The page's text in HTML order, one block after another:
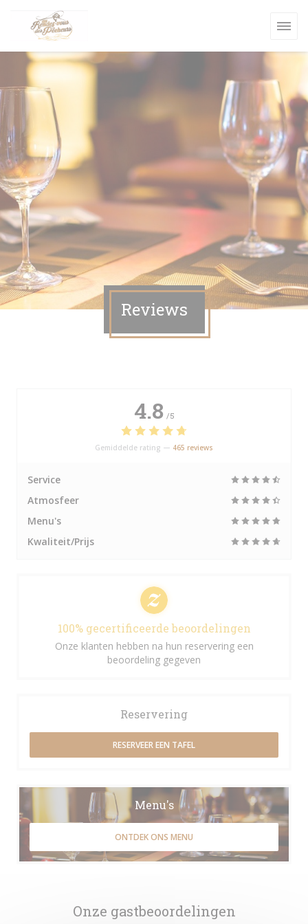
Reviews
Onze gastbeoordelingen
4.8 /5
Gemiddelde rating — 465 reviews
Service
Atmosfeer
Menu's
Kwaliteit/Prijs
100% gecertificeerde beoordelingen
Onze klanten hebben na hun reservering een
beoordeling gegeven
Reservering
RESERVEER EEN TAFEL
Menu's
ONTDEK ONS MENU